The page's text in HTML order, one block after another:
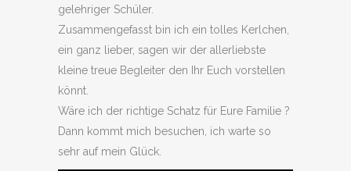
gelehriger Schüler.
Zusammengefasst bin ich ein tolles Kerlchen,
ein ganz lieber, sagen wir der allerliebste
kleine treue Begleiter den Ihr Euch vorstellen
könnt.
Wäre ich der richtige Schatz für Eure Familie ?
Dann kommt mich besuchen, ich warte so
sehr auf mein Glück.